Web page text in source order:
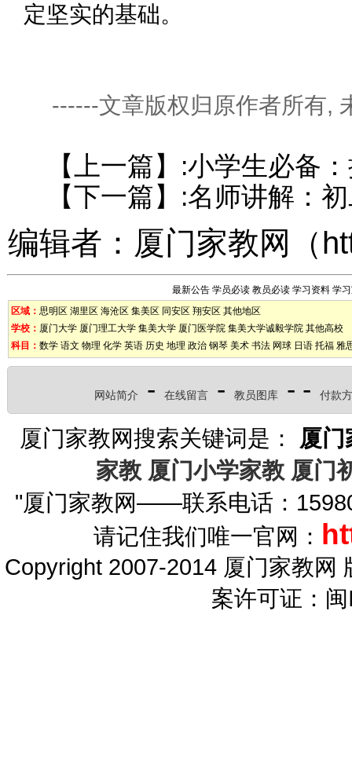
定坚实的基础。
------文章版权归原作者所有,
【上一篇】:小学生必备
【下一篇】:名师讲解：
编辑者： 厦门家教网 （
最新公告 学员必读 教员必读 学习资料 学
区域： 思明区 湖里区 海沧区 集美区 同安区 翔安区 其他地区
学校： 厦门大学 厦门理工大学 集美大学 厦门医学院 集美大学诚毅学院 其他高校
科目： 数学 语文 物理 化学 英语 历史 地理 政治 钢琴 美术 书法 网球 日语 托福 雅
网站简介 - 在线留言 - 教员图库 - - 付款
厦门家教网搜索关键词是：
厦门
家教 厦门小学家教 厦门
"厦门家教网——联系电话：
请记住我们唯一官网：
Copyright 2007-2014 厦门家教网
案许可证：